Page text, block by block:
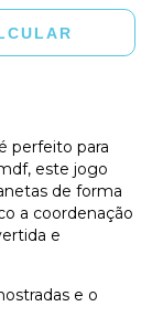
perfeito para
este jogo
de forma
a coordenação
e
e o